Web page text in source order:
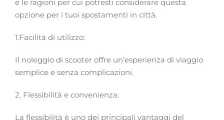
e le ragioni per cui potresti considerare questa
opzione per i tuoi spostamenti in città.
1.Facilità di utilizzo:
Il noleggio di scooter offre un’esperienza di viaggio
semplice e senza complicazioni.
2. Flessibilità e convenienza:
La flessibilità è uno dei principali vantaggi del